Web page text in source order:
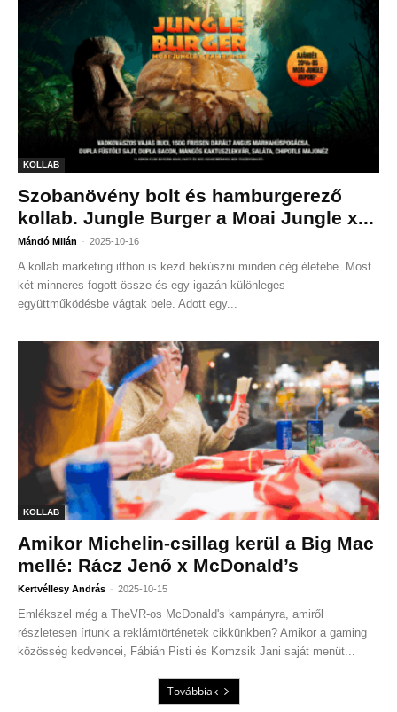
KOLLAB
Szobanövény bolt és hamburgerező
kollab. Jungle Burger a Moai Jungle x...
Mándó Milán - 2025-10-16
A kollab marketing itthon is kezd bekúszni minden cég életébe. Most
két minneres fogott össze és egy igazán különleges
együttműködésbe vágtak bele. Adott egy...
KOLLAB
Amikor Michelin-csillag kerül a Big Mac
mellé: Rácz Jenő x McDonald’s
Kertvéllesy András - 2025-10-15
Emlékszel még a TheVR-os McDonald's kampányra, amiről
részletesen írtunk a reklámtörténetek cikkünkben? Amikor a gaming
közösség kedvencei, Fábián Pisti és Komzsik Jani saját menüt...
Továbbiak